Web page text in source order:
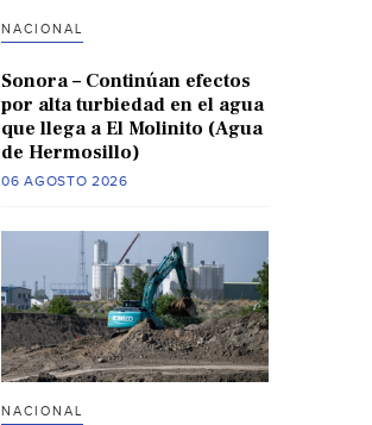
NACIONAL
Sonora – Continúan efectos
por alta turbiedad en el agua
que llega a El Molinito (Agua
de Hermosillo)
06 AGOSTO 2026
NACIONAL